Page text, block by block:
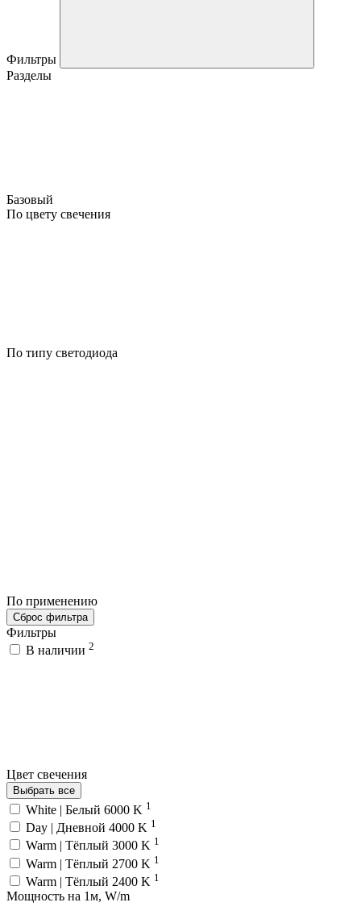
Фильтры
Разделы
Базовый
По цвету свечения
По типу светодиода
По применению
Сброс фильтра
Фильтры
В наличии 2
Цвет свечения
Выбрать все
White | Белый 6000 K 1
Day | Дневной 4000 K 1
Warm | Тёплый 3000 K 1
Warm | Тёплый 2700 K 1
Warm | Тёплый 2400 K 1
Мощность на 1м, W/m